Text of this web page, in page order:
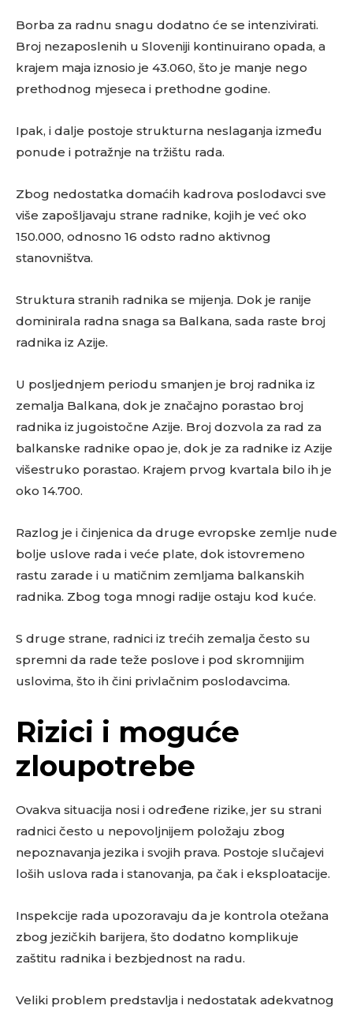
Borba za radnu snagu dodatno će se intenzivirati.
Broj nezaposlenih u Sloveniji kontinuirano opada, a
krajem maja iznosio je 43.060, što je manje nego
prethodnog mjeseca i prethodne godine.
Ipak, i dalje postoje strukturna neslaganja između
ponude i potražnje na tržištu rada.
Zbog nedostatka domaćih kadrova poslodavci sve
više zapošljavaju strane radnike, kojih je već oko
150.000, odnosno 16 odsto radno aktivnog
stanovništva.
Struktura stranih radnika se mijenja. Dok je ranije
dominirala radna snaga sa Balkana, sada raste broj
radnika iz Azije.
U posljednjem periodu smanjen je broj radnika iz
zemalja Balkana, dok je značajno porastao broj
radnika iz jugoistočne Azije. Broj dozvola za rad za
balkanske radnike opao je, dok je za radnike iz Azije
višestruko porastao. Krajem prvog kvartala bilo ih je
oko 14.700.
Razlog je i činjenica da druge evropske zemlje nude
bolje uslove rada i veće plate, dok istovremeno
rastu zarade i u matičnim zemljama balkanskih
radnika. Zbog toga mnogi radije ostaju kod kuće.
S druge strane, radnici iz trećih zemalja često su
spremni da rade teže poslove i pod skromnijim
uslovima, što ih čini privlačnim poslodavcima.
Rizici i moguće
zloupotrebe
Ovakva situacija nosi i određene rizike, jer su strani
radnici često u nepovoljnijem položaju zbog
nepoznavanja jezika i svojih prava. Postoje slučajevi
loših uslova rada i stanovanja, pa čak i eksploatacije.
Inspekcije rada upozoravaju da je kontrola otežana
zbog jezičkih barijera, što dodatno komplikuje
zaštitu radnika i bezbjednost na radu.
Veliki problem predstavlja i nedostatak adekvatnog